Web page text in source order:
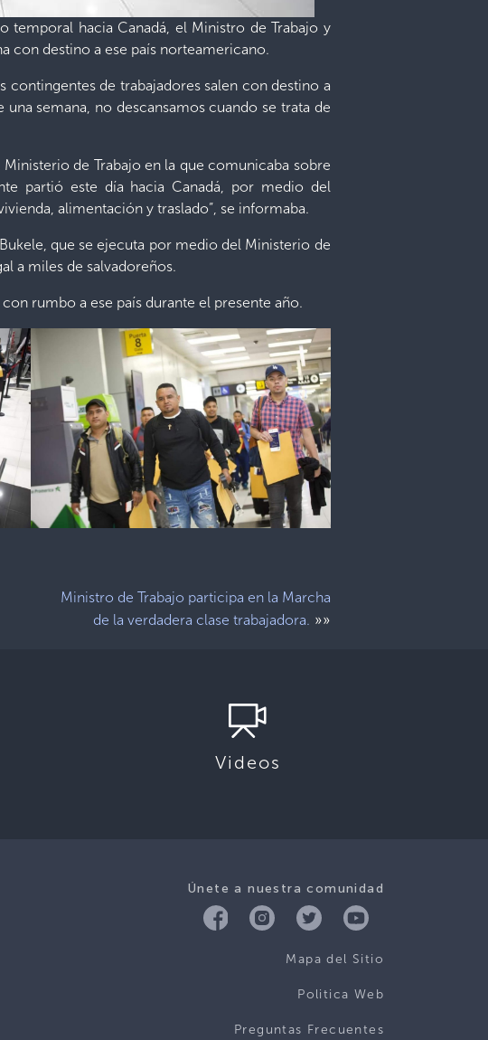
temporal hacia Canadá, el Ministro de Trabajo y
con destino a ese país norteamericano.
de trabajadores salen con destino a
semana, no descansamos cuando se trata de
de Trabajo en la que comunicaba sobre
partió este día hacia Canadá, por medio del
alimentación y traslado”, se informaba.
que se ejecuta por medio del Ministerio de
a miles de salvadoreños.
rumbo a ese país durante el presente año.
Ministro de Trabajo participa en la Marcha
de la verdadera clase trabajadora. »»
Videos
Únete a nuestra comunidad
Mapa del Sitio
Politica Web
Preguntas Frecuentes